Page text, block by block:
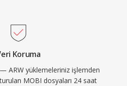
Koruma
ARW yüklemeleriniz işlemden
MOBI dosyaları 24 saat